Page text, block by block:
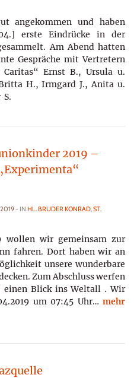
angekommen und haben
erste Eindrücke in der
Am Abend hatten
Gespräche mit Vertretern
Ernst B., Ursula u.
H., Irmgard J., Anita u.
S.
2019 –
2019- IN HL. BRUDER KONRAD,ST.
wollen wir gemeinsam zur
fahren. Dort haben wir an
unsere wunderbare
Zum Abschluss werfen
einen Blick ins Weltall . Wir
um 07:45 Uhr… mehr